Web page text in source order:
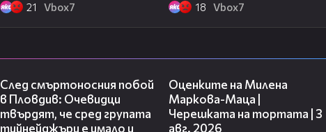
21 Vbоx7 18 Vbоx7
След смъртоносния побой
в Пловдив: Очевидци
твърдят, че сред групата
тийнейджъри е имало и
Оценките на Милена
Маркова-Маца |
Черешката на тортата | 3
авг. 2026